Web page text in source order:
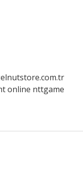
online nttgame